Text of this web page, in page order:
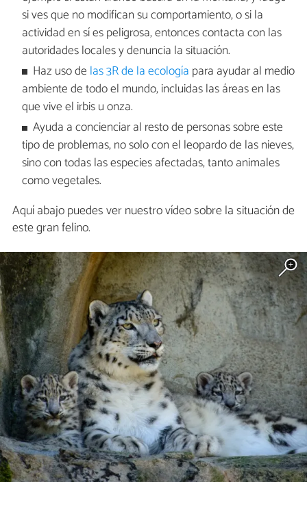
si ves que no modifican su comportamiento, o si la
actividad en sí es peligrosa, entonces contacta con las
autoridades locales y denuncia la situación.
Haz uso de las 3R de la ecología para ayudar al medio
ambiente de todo el mundo, incluidas las áreas en las
que vive el irbis u onza.
Ayuda a concienciar al resto de personas sobre este
tipo de problemas, no solo con el leopardo de las nieves,
sino con todas las especies afectadas, tanto animales
como vegetales.
Aquí abajo puedes ver nuestro vídeo sobre la situación de
este gran felino.